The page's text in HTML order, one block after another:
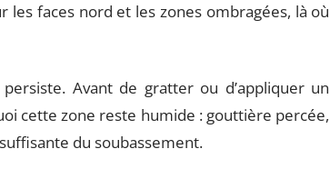
faces nord et les zones ombragées, là où
Avant de gratter ou d’appliquer un
cette zone reste humide : gouttière percée,
du soubassement.